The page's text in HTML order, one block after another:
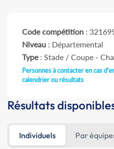
Code compétition :
Niveau : Départemental
Type: Stade / Coupe -
Personnes à contacter en cas
calendrier ou résultats
Résultats
Individuels Par